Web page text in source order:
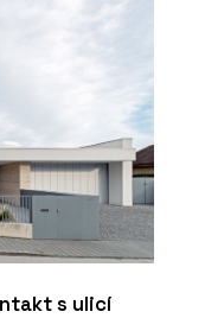
s ulicí